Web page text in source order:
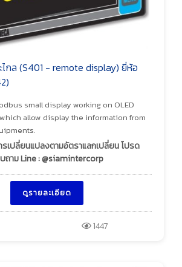
กล (S401 - remote display) ยี่ห้อ
small display working on OLED
allow display the information from
รเปลี่ยนแปลงตามอัตราแลกเปลี่ยน โปรด
ถาม Line : @siamintercorp
ดูรายละเอียด
1447